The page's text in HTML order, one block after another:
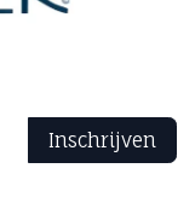
Inschrijven